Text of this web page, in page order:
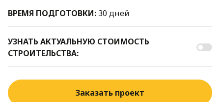
ВРЕМЯ ПОДГОТОВКИ: 30 дней
УЗНАТЬ АКТУАЛЬНУЮ СТОИМОСТЬ
СТРОИТЕЛЬСТВА:
Заказать проект